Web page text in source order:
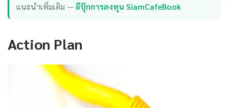
แนะนำเพิ่มเติม —อีบุ๊กการลงทุน SiamCafeBook
Action Plan